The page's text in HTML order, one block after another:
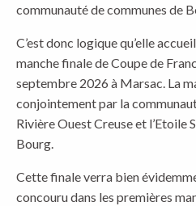
communauté de communes de
C’est donc logique qu’elle
manche finale de Coupe de
septembre 2026 à Marsac. La
conjointement par la
Rivière Ouest Creuse et l’Etoile
Bourg.
Cette finale verra bien
concouru dans les premières